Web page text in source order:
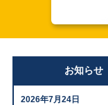
お知らせ
2026年7月24日